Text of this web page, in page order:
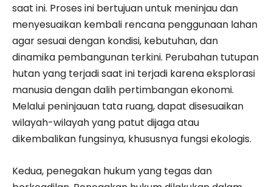
saat ini. Proses ini bertujuan untuk meninjau dan
menyesuaikan kembali rencana penggunaan lahan
agar sesuai dengan kondisi, kebutuhan, dan
dinamika pembangunan terkini. Perubahan tutupan
hutan yang terjadi saat ini terjadi karena eksplorasi
manusia dengan dalih pertimbangan ekonomi.
Melalui peninjauan tata ruang, dapat disesuaikan
wilayah-wilayah yang patut dijaga atau
dikembalikan fungsinya, khususnya fungsi ekologis.
​Kedua, penegakan hukum yang tegas dan